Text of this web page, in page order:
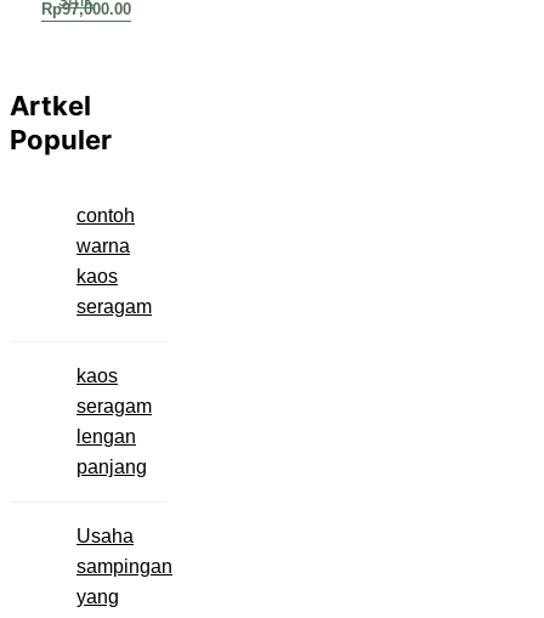
Rp97,000.00
Artkel
Populer
contoh
warna
kaos
seragam
kaos
seragam
lengan
panjang
Usaha
sampingan
yang